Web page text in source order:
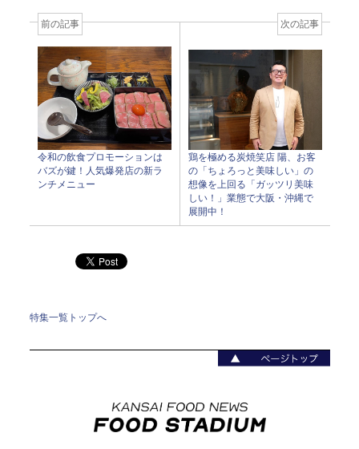
前の記事
令和の飲食プロモーションは
バズが鍵！人気爆発店の新ラ
ンチメニュー
次の記事
鶏を極める炭焼笑店 陽、お客
の「ちょろっと美味しい」の
想像を上回る「ガッツリ美味
しい！」業態で大阪・沖縄で
展開中！
特集一覧トップへ